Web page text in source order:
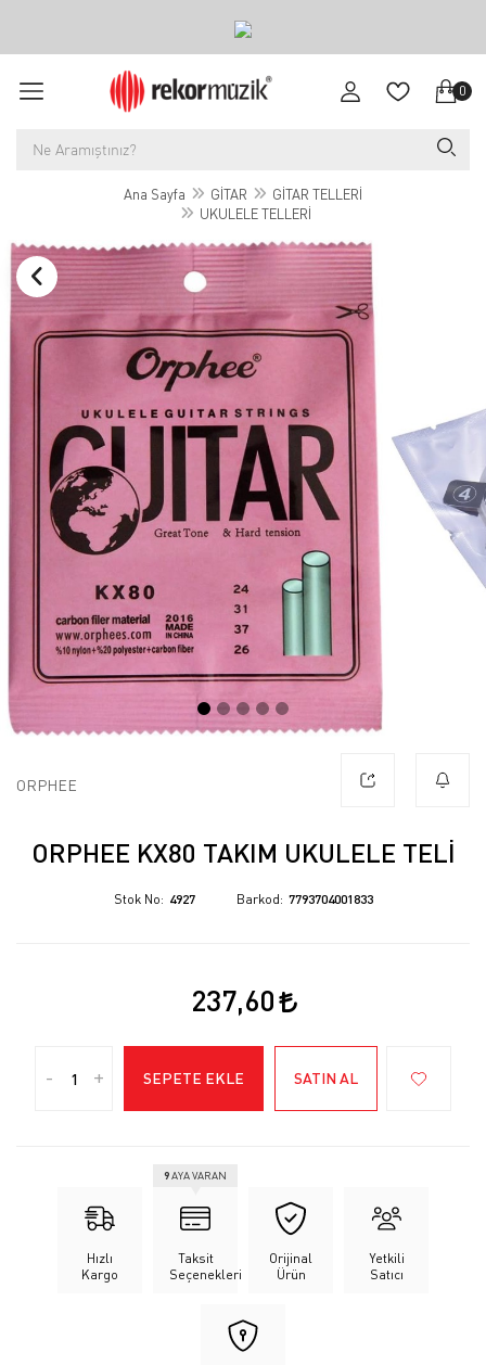
0
Ana Sayfa GİTAR
GİTAR TELLERİ
UKULELE TELLERİ
ORPHEE
ORPHEE KX80 TAKIM UKULELE TELI
Stok No 4927 Barkod 7793704001833
237,60
- + SEPETE EKLE SATIN AL
Hızlı
Kargo
Taksit
Seçenekleri
9AYA VARAN
Orijinal
Ürün
Yetkili
Satıcı